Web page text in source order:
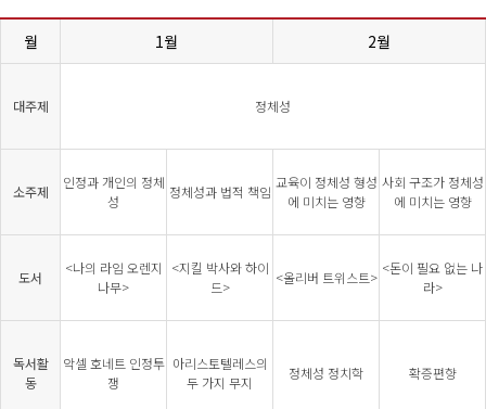
월 1월 2월
대주제 정체성
소주제
인정과 개인의 정체
성
정체성과 법적 책임
교육이 정체성 형성
에 미치는 영향
사회 구조가 정체성
에 미치는 영향
도서
<나의 라임 오렌지
나무>
<지킬 박사와 하이
드>
<올리버 트위스트>
<돈이 필요 없는 나
라>
독서활
동
악셀 호네트 인정투
쟁
아리스토텔레스의
두 가지 무지
정체성 정치학 확증편향